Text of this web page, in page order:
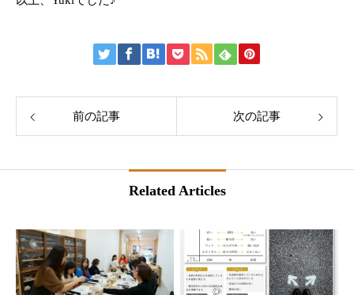
前の記事 次の記事
Related Articles